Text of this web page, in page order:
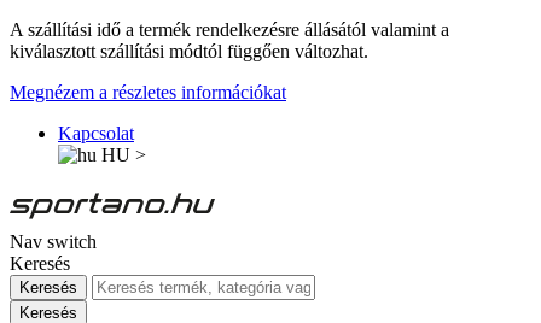
A szállítási idő a termék rendelkezésre állásától valamint a
kiválasztott szállítási módtól függően változhat.
Megnézem a részletes információkat
Kapcsolat
HU >
Nav switch
Keresés
Keresés
Keresés